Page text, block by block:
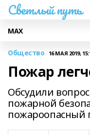
Светлый путь
МАХ
Общество 16 МАЯ 2019,
Пожар
Обсудили
пожарной
пожароопасный